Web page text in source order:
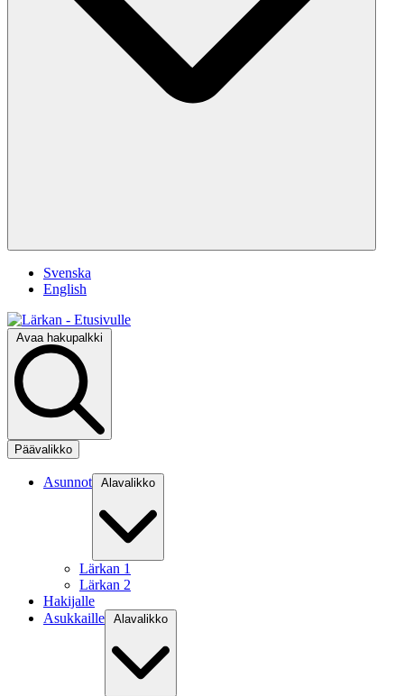
Svenska
English
Avaa hakupalkki
Päävalikko
Asunnot Alavalikko
Lärkan 1
Lärkan 2
Hakijalle
Asukkaille
Alavalikko